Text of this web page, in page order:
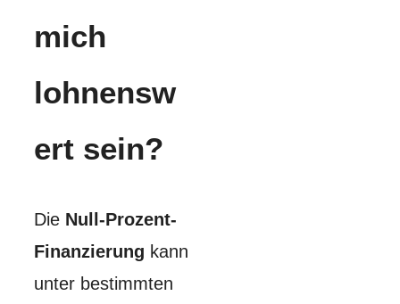
mich
lohnensw
ert sein?
Die Null-Prozent-
Finanzierung kann
unter bestimmten